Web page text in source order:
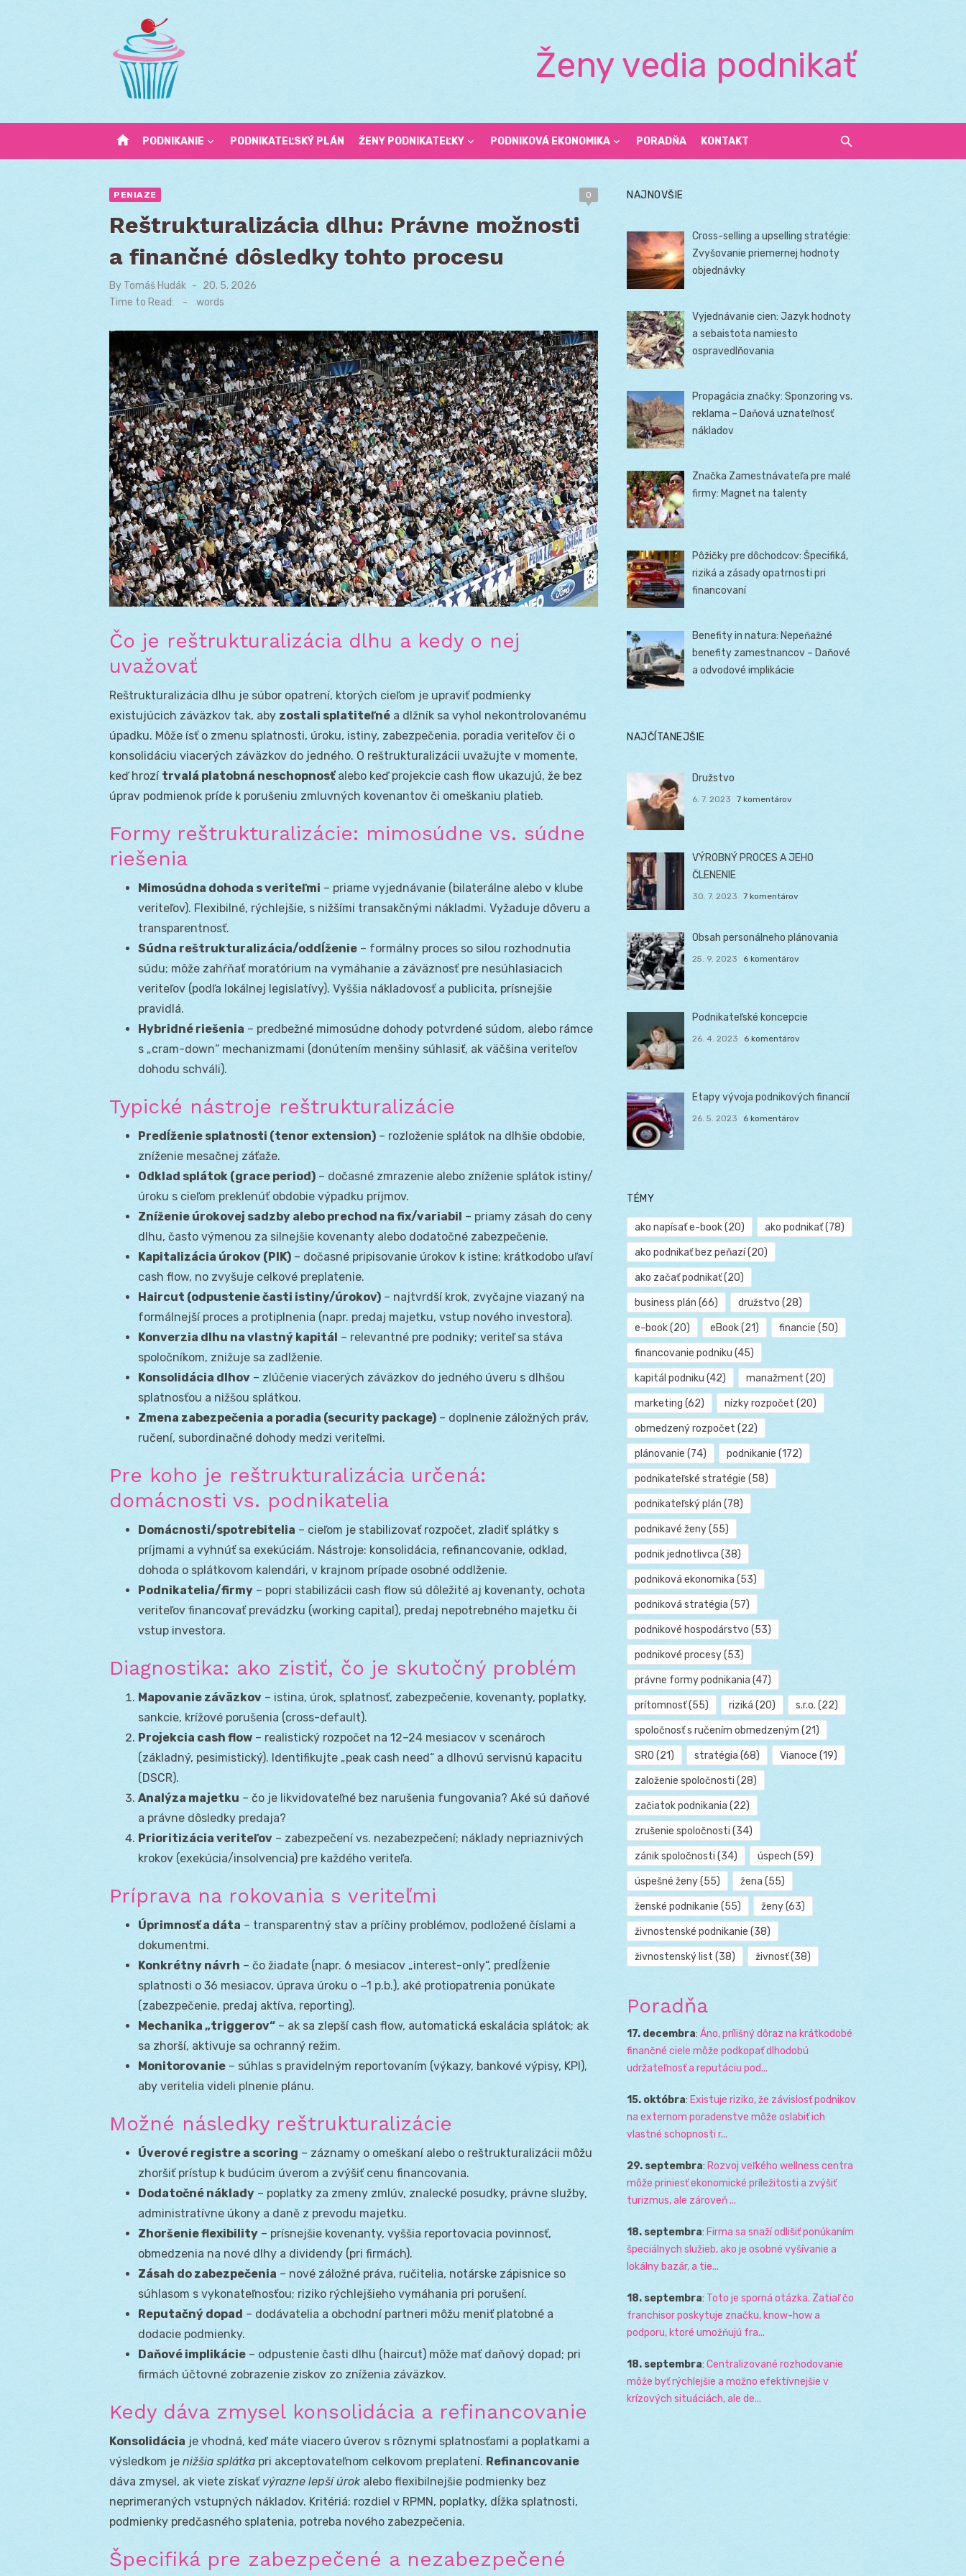
Ženy vedia podnikať
home PODNIKANIE PODNIKATEĽSKÝ PLÁN ŽENY PODNIKATEĽKY PODNIKOVÁ EKONOMIKA PORADŇA KONTAKT
PENIAZE 0
Reštrukturalizácia dlhu: Právne možnosti
a finančné dôsledky tohto procesu
By Tomáš Hudák
Posted
on
20. 5. 2026
Time to Read:
- words
Čo je reštrukturalizácia dlhu a kedy o nej
uvažovať
Reštrukturalizácia dlhu je súbor opatrení, ktorých cieľom je upraviť podmienky
existujúcich záväzkov tak, aby zostali splatiteľné a dlžník sa vyhol nekontrolovanému
úpadku. Môže ísť o zmenu splatnosti, úroku, istiny, zabezpečenia, poradia veriteľov či o
konsolidáciu viacerých záväzkov do jedného. O reštrukturalizácii uvažujte v momente,
keď hrozí trvalá platobná neschopnosťalebo keď projekcie cash flow ukazujú, že bez
úprav podmienok príde k porušeniu zmluvných kovenantov či omeškaniu platieb.
Formy reštrukturalizácie: mimosúdne vs. súdne
riešenia
Mimosúdna dohoda s veriteľmi – priame vyjednávanie (bilaterálne alebo v klube
veriteľov). Flexibilné, rýchlejšie, s nižšími transakčnými nákladmi. Vyžaduje dôveru a
transparentnosť.
Súdna reštrukturalizácia/oddĺženie – formálny proces so silou rozhodnutia
súdu; môže zahŕňať moratórium na vymáhanie a záväznosť pre nesúhlasiacich
veriteľov (podľa lokálnej legislatívy). Vyššia nákladovosť a publicita, prísnejšie
pravidlá.
Hybridné riešenia – predbežné mimosúdne dohody potvrdené súdom, alebo rámce
s „cram-down“ mechanizmami (donútením menšiny súhlasiť, ak väčšina veriteľov
dohodu schváli).
Typické nástroje reštrukturalizácie
Predĺženie splatnosti (tenor extension) – rozloženie splátok na dlhšie obdobie,
zníženie mesačnej záťaže.
Odklad splátok (grace period) – dočasné zmrazenie alebo zníženie splátok istiny/
úroku s cieľom preklenúť obdobie výpadku príjmov.
Zníženie úrokovej sadzby alebo prechod na fix/variabil – priamy zásah do ceny
dlhu, často výmenou za silnejšie kovenanty alebo dodatočné zabezpečenie.
Kapitalizácia úrokov (PIK) – dočasné pripisovanie úrokov k istine; krátkodobo uľaví
cash flow, no zvyšuje celkové preplatenie.
Haircut (odpustenie časti istiny/úrokov) – najtvrdší krok, zvyčajne viazaný na
formálnejší proces a protiplnenia (napr. predaj majetku, vstup nového investora).
Konverzia dlhu na vlastný kapitál – relevantné pre podniky; veriteľ sa stáva
spoločníkom, znižuje sa zadlženie.
Konsolidácia dlhov – zlúčenie viacerých záväzkov do jedného úveru s dlhšou
splatnosťou a nižšou splátkou.
Zmena zabezpečenia a poradia (security package) – doplnenie záložných práv,
ručení, subordinačné dohody medzi veriteľmi.
Pre koho je reštrukturalizácia určená:
domácnosti vs. podnikatelia
Domácnosti/spotrebitelia – cieľom je stabilizovať rozpočet, zladiť splátky s
príjmami a vyhnúť sa exekúciám. Nástroje: konsolidácia, refinancovanie, odklad,
dohoda o splátkovom kalendári, v krajnom prípade osobné oddlženie.
Podnikatelia/firmy – popri stabilizácii cash flow sú dôležité aj kovenanty, ochota
veriteľov financovať prevádzku (working capital), predaj nepotrebného majetku či
vstup investora.
Diagnostika: ako zistiť, čo je skutočný problém
Mapovanie záväzkov – istina, úrok, splatnosť, zabezpečenie, kovenanty, poplatky,
sankcie, krížové porušenia (cross-default).
Projekcia cash flow – realistický rozpočet na 12–24 mesiacov v scenároch
(základný, pesimistický). Identifikujte „peak cash need“ a dlhovú servisnú kapacitu
(DSCR).
Analýza majetku – čo je likvidovateľné bez narušenia fungovania? Aké sú daňové
a právne dôsledky predaja?
Prioritizácia veriteľov – zabezpečení vs. nezabezpečení; náklady nepriaznivých
krokov (exekúcia/insolvencia) pre každého veriteľa.
Príprava na rokovania s veriteľmi
Úprimnosť a dáta – transparentný stav a príčiny problémov, podložené číslami a
dokumentmi.
Konkrétny návrh – čo žiadate (napr. 6 mesiacov „interest-only“, predĺženie
splatnosti o 36 mesiacov, úprava úroku o −1 p.b.), aké protiopatrenia ponúkate
(zabezpečenie, predaj aktíva, reporting).
Mechanika „triggerov“ – ak sa zlepší cash flow, automatická eskalácia splátok; ak
sa zhorší, aktivuje sa ochranný režim.
Monitorovanie – súhlas s pravidelným reportovaním (výkazy, bankové výpisy, KPI),
aby veritelia videli plnenie plánu.
Možné následky reštrukturalizácie
Úverové registre a scoring – záznamy o omeškaní alebo o reštrukturalizácii môžu
zhoršiť prístup k budúcim úverom a zvýšiť cenu financovania.
Dodatočné náklady – poplatky za zmeny zmlúv, znalecké posudky, právne služby,
administratívne úkony a daně z prevodu majetku.
Zhoršenie flexibility – prísnejšie kovenanty, vyššia reportovacia povinnosť,
obmedzenia na nové dlhy a dividendy (pri firmách).
Zásah do zabezpečenia – nové záložné práva, ručitelia, notárske zápisnice so
súhlasom s vykonateľnosťou; riziko rýchlejšieho vymáhania pri porušení.
Reputačný dopad – dodávatelia a obchodní partneri môžu meniť platobné a
dodacie podmienky.
Daňové implikácie – odpustenie časti dlhu (haircut) môže mať daňový dopad; pri
firmách účtovné zobrazenie ziskov zo zníženia záväzkov.
Kedy dáva zmysel konsolidácia a refinancovanie
Konsolidácia je vhodná, keď máte viacero úverov s rôznymi splatnosťami a poplatkami a
výsledkom je nižšia splátka pri akceptovateľnom celkovom preplatení. Refinancovanie
dáva zmysel, ak viete získať výrazne lepší úrokalebo flexibilnejšie podmienky bez
neprimeraných vstupných nákladov. Kritériá: rozdiel v RPMN, poplatky, dĺžka splatnosti,
podmienky predčasného splatenia, potreba nového zabezpečenia.
Špecifiká pre zabezpečené a nezabezpečené
NAJNOVŠIE
Cross-selling a upselling stratégie:
Zvyšovanie priemernej hodnoty
objednávky
Vyjednávanie cien: Jazyk hodnoty
a sebaistota namiesto
ospravedlňovania
Propagácia značky: Sponzoring vs.
reklama – Daňová uznateľnosť
nákladov
Značka Zamestnávateľa pre malé
firmy: Magnet na talenty
Pôžičky pre dôchodcov: Špecifiká,
riziká a zásady opatrnosti pri
financovaní
Benefity in natura: Nepeňažné
benefity zamestnancov – Daňové
a odvodové implikácie
NAJČÍTANEJŠIE
Družstvo
6. 7. 2023 7 komentárov
VÝROBNÝ PROCES A JEHO
ČLENENIE
30. 7. 2023 7 komentárov
Obsah personálneho plánovania
25. 9. 2023 6 komentárov
Podnikateľské koncepcie
26. 4. 2023 6 komentárov
Etapy vývoja podnikových financií
26. 5. 2023 6 komentárov
TÉMY
ako napísať e-book(20) ako podnikať(78)
ako podnikať bez peňazí(20)
ako začať podnikať(20)
business plán (66) družstvo (28)
e-book(20) eBook(21) financie (50)
financovanie podniku (45)
kapitál podniku (42) manažment (20)
marketing (62) nízky rozpočet (20)
obmedzený rozpočet (22)
plánovanie (74) podnikanie (172)
podnikateľské stratégie (58)
podnikateľský plán (78)
podnikavé ženy(55)
podnik jednotlivca (38)
podniková ekonomika (53)
podniková stratégia (57)
podnikové hospodárstvo (53)
podnikové procesy(53)
právne formy podnikania (47)
prítomnosť(55) riziká (20) s.r.o. (22)
spoločnosť s ručením obmedzeným (21)
SRO (21) stratégia (68) Vianoce (19)
založenie spoločnosti (28)
začiatok podnikania (22)
zrušenie spoločnosti (34)
zánik spoločnosti (34) úspech (59)
úspešné ženy(55) žena (55)
ženské podnikanie (55) ženy(63)
živnostenské podnikanie (38)
živnostenský list (38) živnosť(38)
Poradňa
17. decembra: Áno, prílišný dôraz na krátkodobé
finančné ciele môže podkopať dlhodobú
udržateľnosť a reputáciu pod...
15. októbra: Existuje riziko, že závislosť podnikov
na externom poradenstve môže oslabiť ich
vlastné schopnosti r...
29. septembra: Rozvoj veľkého wellness centra
môže priniesť ekonomické príležitosti a zvýšiť
turizmus, ale zároveň ...
18. septembra: Firma sa snaží odlišiť ponúkaním
špeciálnych služieb, ako je osobné vyšívanie a
lokálny bazár, a tie...
18. septembra: Toto je sporná otázka. Zatiaľ čo
franchisor poskytuje značku, know-how a
podporu, ktoré umožňujú fra...
18. septembra: Centralizované rozhodovanie
môže byť rýchlejšie a možno efektívnejšie v
krízových situáciách, ale de...